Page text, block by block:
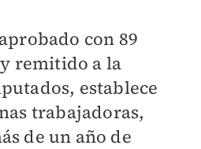
con 89
remitido a la
establece
trabajadoras,
de un año de